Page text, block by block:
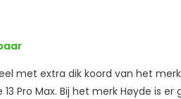
met extra dik koord van het
Pro Max. Bij het merk Høyde is er